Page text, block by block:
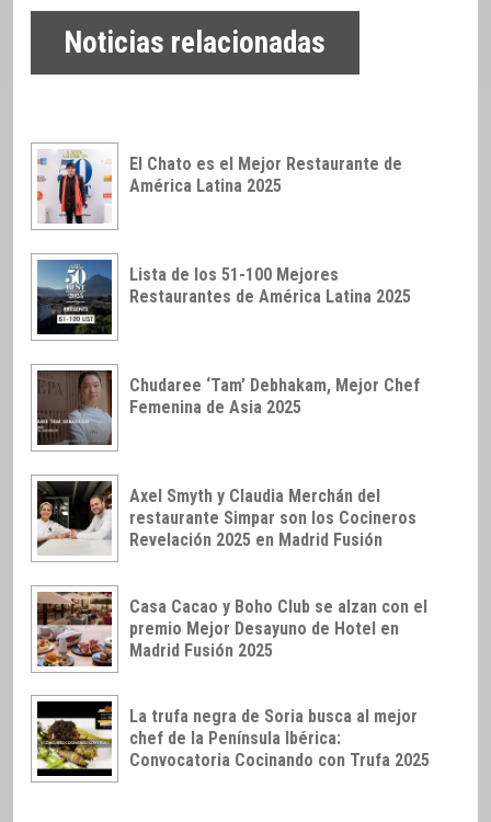
Noticias relacionadas
El Chato es el Mejor Restaurante de
América Latina 2025
Lista de los 51-100 Mejores
Restaurantes de América Latina 2025
Chudaree ‘Tam’ Debhakam, Mejor Chef
Femenina de Asia 2025
Axel Smyth y Claudia Merchán del
restaurante Simpar son los Cocineros
Revelación 2025 en Madrid Fusión
Casa Cacao y Boho Club se alzan con el
premio Mejor Desayuno de Hotel en
Madrid Fusión 2025
La trufa negra de Soria busca al mejor
chef de la Península Ibérica:
Convocatoria Cocinando con Trufa 2025